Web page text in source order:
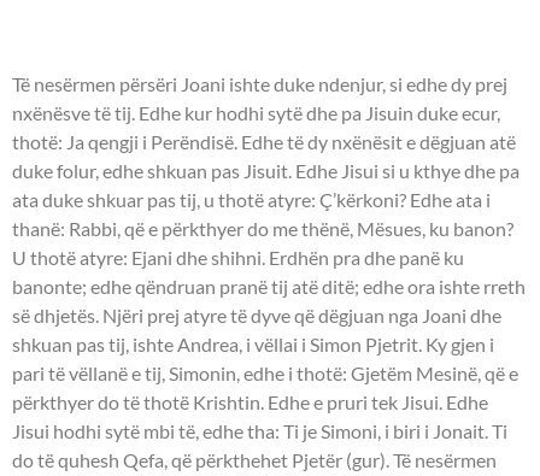
Të nesërmen përsëri Joani ishte duke ndenjur, si edhe dy prej
nxënësve të tij. Edhe kur hodhi sytë dhe pa Jisuin duke ecur,
thotë: Ja qengji i Perëndisë. Edhe të dy nxënësit e dëgjuan atë
duke folur, edhe shkuan pas Jisuit. Edhe Jisui si u kthye dhe pa
ata duke shkuar pas tij, u thotë atyre: Ç’kërkoni? Edhe ata i
thanë: Rabbi, që e përkthyer do me thënë, Mësues, ku banon?
U thotë atyre: Ejani dhe shihni. Erdhën pra dhe panë ku
banonte; edhe qëndruan pranë tij atë ditë; edhe ora ishte rreth
së dhjetës. Njëri prej atyre të dyve që dëgjuan nga Joani dhe
shkuan pas tij, ishte Andrea, i vëllai i Simon Pjetrit. Ky gjen i
pari të vëllanë e tij, Simonin, edhe i thotë: Gjetëm Mesinë, që e
përkthyer do të thotë Krishtin. Edhe e pruri tek Jisui. Edhe
Jisui hodhi sytë mbi të, edhe tha: Ti je Simoni, i biri i Jonait. Ti
do të quhesh Qefa, që përkthehet Pjetër (gur). Të nesërmen